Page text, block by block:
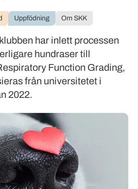
Uppfödning Om SKK
har inlett processen
hundraser till
Function Grading,
från universitetet i
2022.